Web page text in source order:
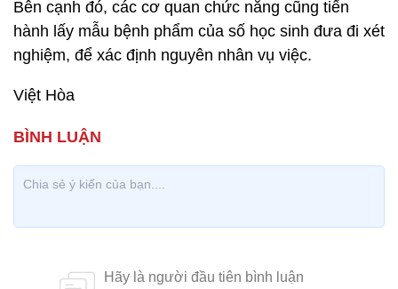
Bên cạnh đó, các cơ quan chức năng cũng tiến
hành lấy mẫu bệnh phẩm của số học sinh đưa đi xét
nghiệm, để xác định nguyên nhân vụ việc.
Việt Hòa